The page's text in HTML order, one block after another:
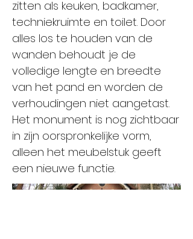
zitten als keuken, badkamer,
techniekruimte en toilet. Door
alles los te houden van de
wanden behoudt je de
volledige lengte en breedte
van het pand en worden de
verhoudingen niet aangetast.
Het monument is nog zichtbaar
in zijn oorspronkelijke vorm,
alleen het meubelstuk geeft
een nieuwe functie.